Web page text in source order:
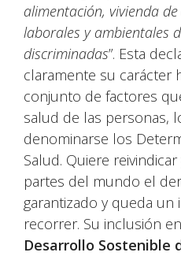
alimentación, vivienda
laborales y ambientales
discriminadas”. Esta
claramente su carácter
conjunto de factores
salud de las personas,
denominarse los
Salud. Quiere
partes del mundo el
garantizado y queda
recorrer. Su inclusión
Desarrollo Sostenible